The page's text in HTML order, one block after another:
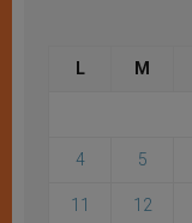
L M
4 5
11 12